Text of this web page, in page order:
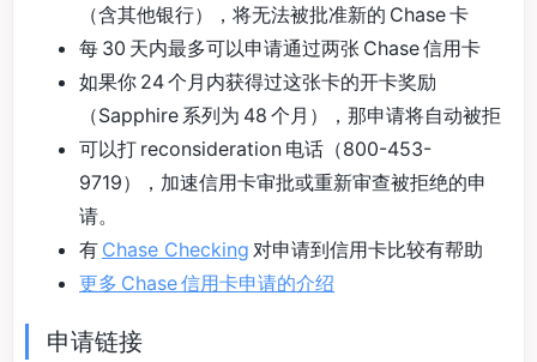
（含其他银行），将无法被批准新的 Chase 卡
每 30 天内最多可以申请通过两张 Chase 信用卡
如果你 24 个月内获得过这张卡的开卡奖励
（Sapphire 系列为 48 个月），那申请将自动被拒
可以打 reconsideration 电话（800-453-
9719），加速信用卡审批或重新审查被拒绝的申
请。
有 Chase Checking 对申请到信用卡比较有帮助
更多 Chase 信用卡申请的介绍
申请链接